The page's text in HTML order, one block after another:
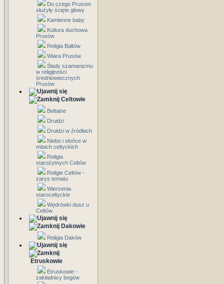
Do czego Prusom
służyły ścięte głowy
Kamienne baby
Kultura duchowa
Prusów
Religia Bałtów
Wiara Prusów
Ślady szamanizmu
w religijności
średniowiecznych
Prusów
Celtowie
Beltaine
Druidzi
Druidzi w źródłach
Niebo i słońce w
mitach celtyckich
Religia
starożytnych Celtów
Religie Celtów -
zarys tematu
Wierzenia
staroceltyckie
Wędrówki dusz u
Celtów
Dakowie
Religia Daków
Etruskowie
Etruskowie -
zakładnicy bogów